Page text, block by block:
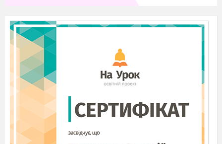
Дайте означення квадратного кореня з числаа.
Дайте означення арифметичного квадратного
кореня з числа
Чи правильні рівності:
а)
4)
Чи мають зміст вирази:
а)
Знайти значення виразів:
а)
6) Спростити вирази: